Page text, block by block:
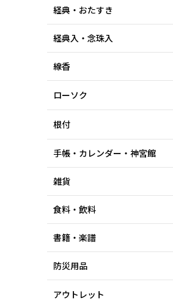
経典・おたすき
経典入・念珠入
線香
ローソク
根付
手帳・カレンダー・神宮館
雑貨
食料・飲料
書籍・楽譜
防災用品
アウトレット